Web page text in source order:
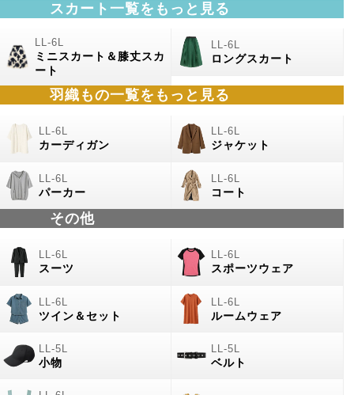
スカート一覧をもっと見る
ミニスカート＆膝丈スカ
ート
ロングスカート
羽織もの一覧をもっと見る
カーディガン ジャケット
パーカー コート
その他
スーツ スポーツウェア
ツイン＆セット ルームウェア
小物 ベルト